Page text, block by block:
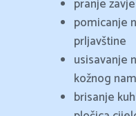
pranje
pomicanje
prljavštine
usisavanje
kožnog
brisanje